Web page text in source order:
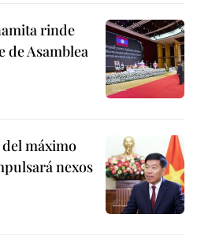
rinde
de Asamblea
del máximo
nexos